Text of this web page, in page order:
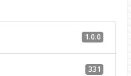
1.0.0
331